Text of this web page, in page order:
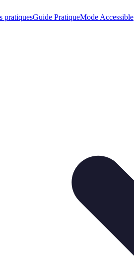
pratiquesGuide PratiqueMode Accessible